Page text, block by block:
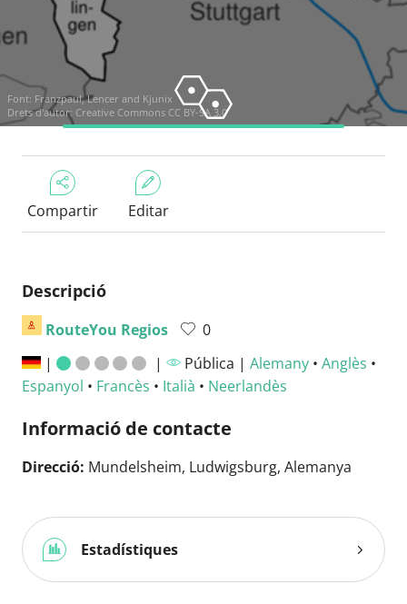
Font: Franzpaul, Lencer and Kjunix
Drets d'autor: Creative Commons CC BY-SA 3.0
Compartir Editar
Descripció
RouteYou Regios
0
|
| Pública | Alemany• Anglès •
Espanyol • Francès • Italià • Neerlandès
Informació de contacte
Direcció: Mundelsheim, Ludwigsburg, Alemanya
Estadístiques